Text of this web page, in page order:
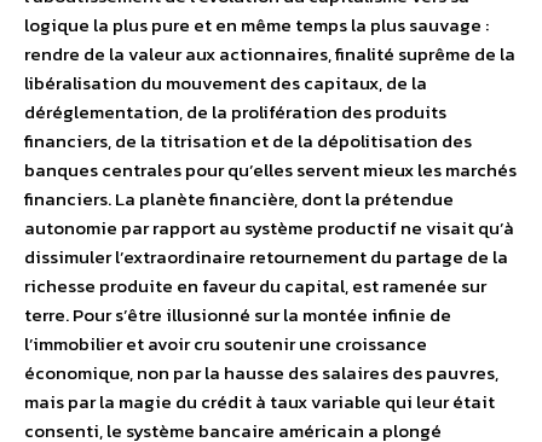
logique la plus pure et en même temps la plus sauvage :
rendre de la valeur aux actionnaires, finalité suprême de la
libéralisation du mouvement des capitaux, de la
déréglementation, de la prolifération des produits
financiers, de la titrisation et de la dépolitisation des
banques centrales pour qu’elles servent mieux les marchés
financiers. La planète financière, dont la prétendue
autonomie par rapport au système productif ne visait qu’à
dissimuler l’extraordinaire retournement du partage de la
richesse produite en faveur du capital, est ramenée sur
terre. Pour s’être illusionné sur la montée infinie de
l’immobilier et avoir cru soutenir une croissance
économique, non par la hausse des salaires des pauvres,
mais par la magie du crédit à taux variable qui leur était
consenti, le système bancaire américain a plongé